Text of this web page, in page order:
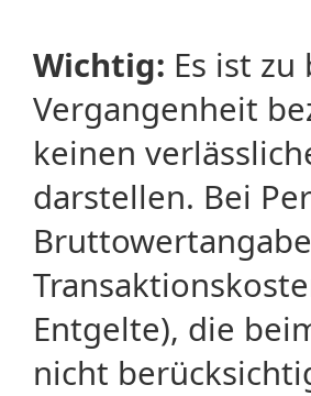
Wichtig: Es ist
Vergangenheit
keinen
darstellen. Bei
Entgelte), die
nicht